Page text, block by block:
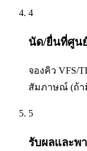
4
นัด/ยื่นที่ศูน
จองคิว VFS/
สัมภาษณ์ (ถ้า
5
รับผลและพ